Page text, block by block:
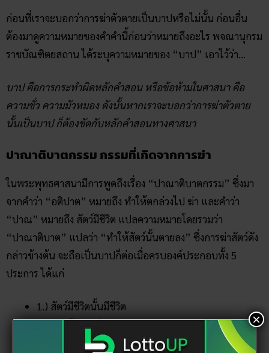
ก่อนที่เราจะบอกว่าการฆ่าตัวตายเป็นบาปหรือไม่นั้น ก่อนอื่น
ต้องมาดูความหมายของคำคำนี้ก่อนว่าหมายถึงอะไร พจณานุกรม
ราชบัณฑิตยสถาน ได้ระบุความหมายของ “บาป” เอาไว้ว่า…
บาป คือการกระทำผิดหลักคำสอน หรือข้อห้ามในศาสนา คือ
ความชั่ว ความมัวหมอง ดังนั้นหากเราจะบอกว่าการฆ่าตัวตาย
นั้นเป็นบาป ก็ต้องขัดกับหลักคำสอนทางศาสนา
ปาณาติบาตกรรม กรรมที่เกิดจากการฆ่า
ในพระพุทธศาสนามีการพูดถึงเรื่อง “ปาณาติบาตกรรม” ซึ่งมา
จากคำว่า “อติปาต” หมายถึง ทำให้ตกล่วงไป ฆ่า และคำว่า
“ปาณ” หมายถึง สัตว์มีชีวิต แปลความหมายโดยรวมว่า
“ปาณาติบาต” แปลว่า “ทำให้สัตว์นั้นตายลง” ซึ่งการฆ่าสัตว์ดัง
กล่าวข้างต้น จะถือเป็นบาปก็ต่อเมื่อครบองค์ประกอบทั้ง 5
ประการ ได้แก่
1.) สัตว์มีชีวิตนั้นมีชีวิต
2.คนฆ่ารู้ว่าสัตว์มีชีวิต
3. มีจิตคิดค่า
×